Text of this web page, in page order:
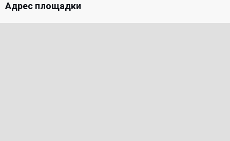
Адрес площадки